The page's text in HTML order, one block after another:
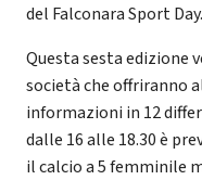
del Falconara Sport Day.
Questa sesta edizione
società che offriranno
informazioni in 12
dalle 16 alle 18.30 è
il calcio a 5 femminile